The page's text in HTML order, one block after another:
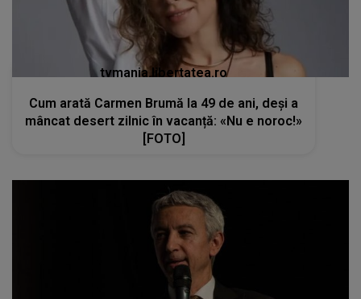
tvmania.libertatea.ro
Cum arată Carmen Brumă la 49 de ani, deși a
mâncat desert zilnic în vacanță: «Nu e noroc!»
[FOTO]